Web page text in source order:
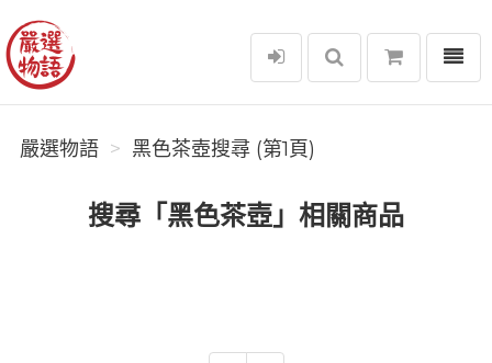
嚴選物語
選單
嚴選物語 黑色茶壺搜尋 (第1頁)
搜尋「黑色茶壺」相關商品